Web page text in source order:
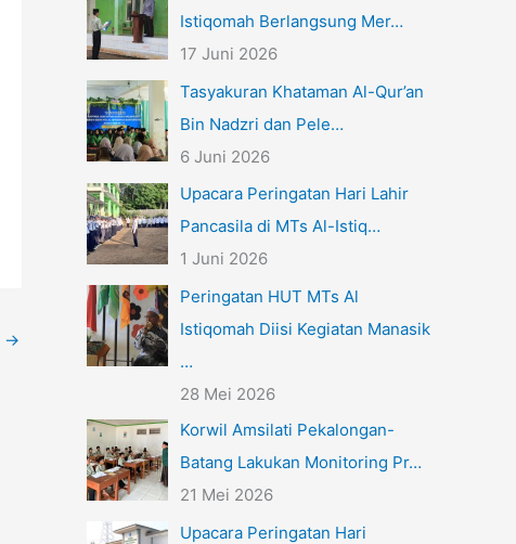
→
Istiqomah Berlangsung Mer…
17 Juni 2026
Tasyakuran Khataman Al-Qur’an
Bin Nadzri dan Pele…
6 Juni 2026
Upacara Peringatan Hari Lahir
Pancasila di MTs Al-Istiq…
1 Juni 2026
Peringatan HUT MTs Al
Istiqomah Diisi Kegiatan Manasik
…
28 Mei 2026
Korwil Amsilati Pekalongan-
Batang Lakukan Monitoring Pr…
21 Mei 2026
Upacara Peringatan Hari